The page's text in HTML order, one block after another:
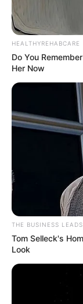
Serem! 9
Pelanggan
Merinding
HEALTHYREHABCARE
Do You
Her Now
THE BUSINESS LEADS
Tom Selleck's
Look